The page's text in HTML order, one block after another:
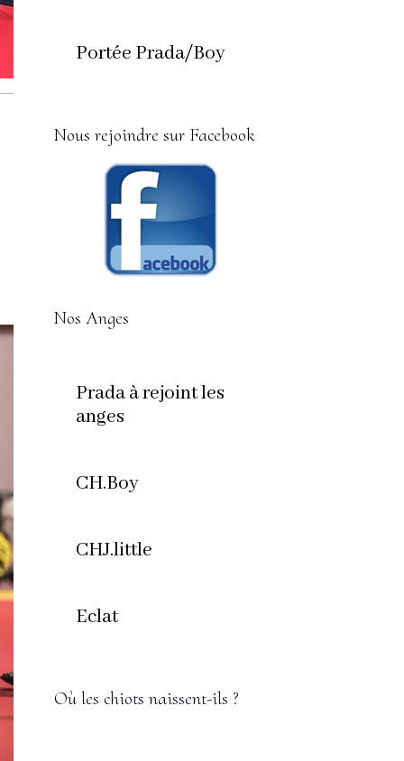
Portée Prada/Boy
Nous rejoindre sur Facebook
Nos Anges
Prada à rejoint les
anges
CH.Boy
CHJ.little
Eclat
Où les chiots naissent-ils ?